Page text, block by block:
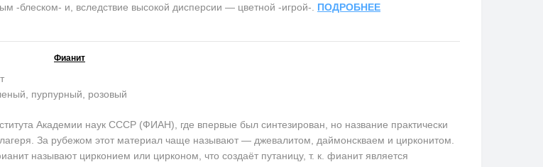
-блеском- и, вследствие высокой дисперсии — цветной -игрой-. ПОДРОБНЕЕ
Фианит
пурпурный, розовый
Академии наук СССР (ФИАН), где впервые был синтезирован, но название практически
За рубежом этот материал чаще называют — джевалитом, даймонскваем и цирконитом.
называют цирконием или цирконом, что создаёт путаницу, т. к. фианит является